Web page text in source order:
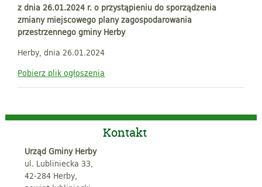
z dnia 26.01.2024 r. o przystąpieniu do sporządzenia
zmiany miejscowego plany zagospodarowania
przestrzennego gminy Herby
Herby, dnia 26.01.2024
Pobierz plik ogłoszenia
Kontakt
Urząd Gminy Herby
ul. Lubliniecka 33,
42-284 Herby,